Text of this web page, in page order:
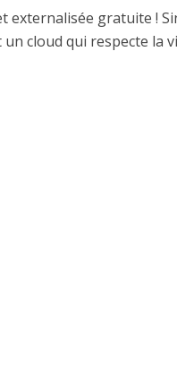
externalisée gratuite !
cloud qui respecte la